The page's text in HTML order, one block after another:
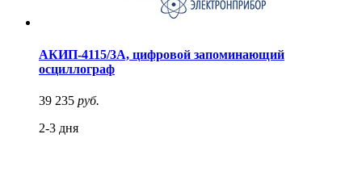
АКИП-4115/3А, цифровой запоминающий
осциллограф
39 235 руб.
2-3 дня